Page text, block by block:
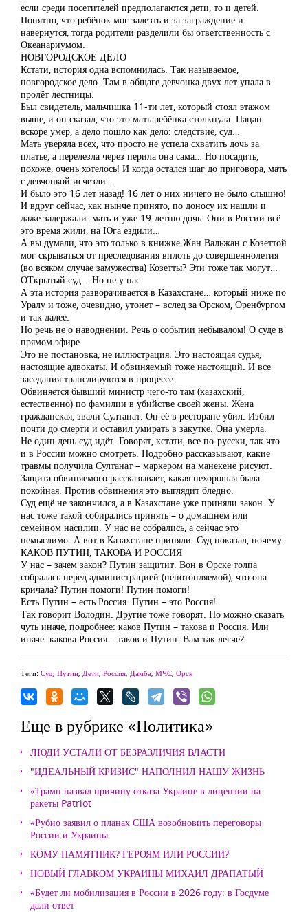
если среди посетителей предполагаются дети, то и детей.
Понятно, что ребёнок мог залезть и за заграждение и
навернутся, тогда родители разделили бы ответственность с
Океанариумом.
НОВГОРОДСКОЕ ДЕЛО
Кстати, история одна вспомнилась. Так называемое,
новгородское дело. Там в общаге девчонка двух лет упала в
пролёт лестницы.
Был свидетель, мальчишка 11-ти лет, который стоял этажом
выше, и он сказал, что это мать ребёнка столкнула. Пацан
вскоре умер, а дело пошло как дело: следствие, суд…
Мать уверяла всех, что просто не успела схватить дочь за
платье, а перелезла через перила она сама… Но посадить,
похоже, очень хотелось! И когда остался шаг до приговора, мать
с девчонкой исчезли…
И было это 16 лет назад! 16 лет о них ничего не было слышно!
И вдруг сейчас, как нынче принято, по доносу их нашли и
даже задержали: мать и уже 19-летню дочь. Они в России всё
это время жили, на Юга ездили…
А вы думали, что это только в книжке Жан Вальжан с Козеттой
мог скрываться от преследования вплоть до совершеннолетия
(во всяком случае замужества) Козетты? Эти тоже так могут…
ОТкрытый суд... Но не у нас
А эта история разворачивается в Казахстане… который ниже по
Уралу и тоже, очевидно, утонет – вслед за Орском, Оренбургом
и так далее.
Но речь не о наводнении. Речь о событии небывалом! О суде в
прямом эфире.
Это не постановка, не иллюстрация. Это настоящая судья,
настоящие адвокаты. И обвиняемый тоже настоящий. И все
заседания транслируются в процессе.
Обвиняется бывший министр чего-то там (казахский,
естественно) по фамилии в убийстве своей жены. Жена
гражданская, звали Султанат. Он её в ресторане убил. Избил
почти до смерти и оставил умирать в закутке. Она умерла.
Не один день суд идёт. Говорят, кстати, все по-русски, так что
и в России можно смотреть. Подробно рассказывают, какие
травмы получила Султанат – маркером на манекене рисуют.
Защита обвиняемого рассказывает, какая нехорошая была
покойная. Против обвинения это выглядит бледно.
Суд ещё не закончился, а в Казахстане уже приняли закон. У
нас тоже такой собирались принять – о домашнем или
семейном насилии. У нас не собрались, а сейчас это
немыслимо. А вот в Казахстане приняли. Суд показал, почему.
КАКОВ ПУТИН, ТАКОВА И РОССИЯ
У нас – зачем закон? Путин защитит. Вон в Орске толпа
собралась перед администрацией (непотопляемой), что она
кричала? Путин помоги! Путин помоги!
Есть Путин – есть Россия. Путин – это Россия!
Так говорит Володин. Другие тоже говорят. Но можно сказать
чуть иначе, подробнее: каков Путин – такова и Россия. Или
иначе: какова Россия – таков и Путин. Вам так легче?
Теги: Суд, Путин, Дети, Россия, Дамба, МЧС, Орск
Еще в рубрике «Политика»
ЛЮДИ УСТАЛИ ОТ БЕЗРАЗЛИЧИЯ ВЛАСТИ
"ИДЕАЛЬНЫЙ КРИЗИС" НАПОЛНИЛ НАШУ ЖИЗНЬ
«Трамп назвал причину отказа Украине в лицензии на
ракеты Patriot
«Рубио заявил о планах США возобновить переговоры
России и Украины
КОМУ ПАМЯТНИК? ГЕРОЯМ ИЛИ РОССИИ?
НОВЫЙ ГЛАВКОМ УКРАИНЫ МИХАИЛ ДРАПАТЫЙ
«Будет ли мобилизация в России в 2026 году: в Госдуме
дали ответ